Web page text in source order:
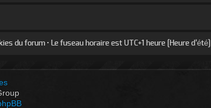
du forum• Le fuseau horaire est UTC+1 heure [Heure d’été]